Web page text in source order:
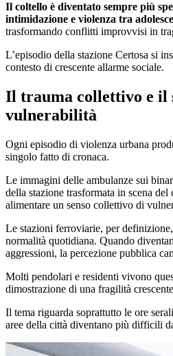
Il coltello è diventato sempre più
intimidazione e violenza tra
trasformando conflitti improvvisi in
L’episodio della stazione Certosa si
contesto di crescente allarme sociale.
Il trauma collettivo e il
vulnerabilità
Ogni episodio di violenza urbana
singolo fatto di cronaca.
Le immagini delle ambulanze sui
della stazione trasformata in scena
alimentare un senso collettivo di
Le stazioni ferroviarie, per
normalità quotidiana. Quando
aggressioni, la percezione pubblica
Molti pendolari e residenti vivono
dimostrazione di una fragilità
Il tema riguarda soprattutto le ore
aree della città diventano più difficili